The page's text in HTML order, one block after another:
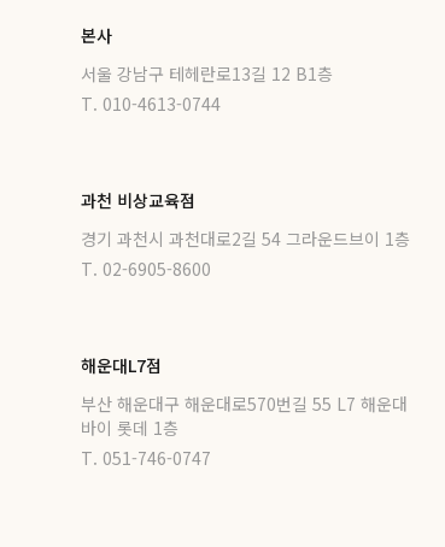
본사
서울 강남구 테헤란로13길 12 B1층
T. 010-4613-0744
과천 비상교육점
경기 과천시 과천대로2길 54 그라운드브이 1층
T. 02-6905-8600
해운대L7점
부산 해운대구 해운대로570번길 55 L7 해운대
바이 롯데 1층
T. 051-746-0747